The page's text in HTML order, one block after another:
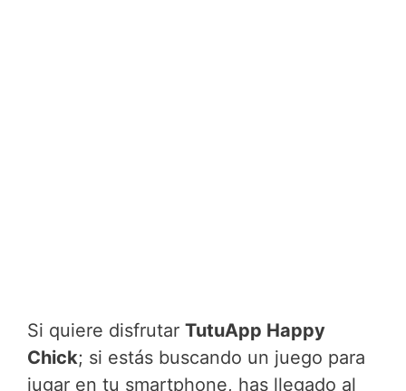
Si quiere disfrutar TutuApp Happy
Chick; si estás buscando un juego para
jugar en tu smartphone, has llegado al